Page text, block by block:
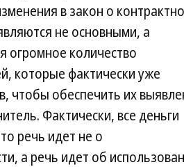
в закон о
не основными, а
огромное количество
которые фактически уже
чтобы обеспечить их
Фактически, все деньги
речь идет не о
а речь идет об